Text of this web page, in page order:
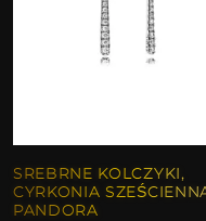
SREBRNE KOLCZYKI,
CYRKONIA
PANDORA